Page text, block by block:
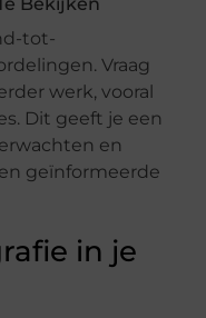
tot-
Vraag
werk, vooral
Dit geeft je een
en
geïnformeerde
in je